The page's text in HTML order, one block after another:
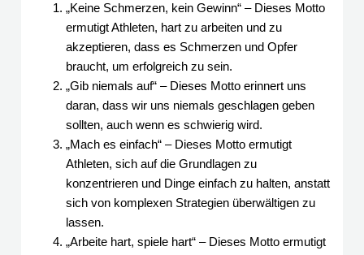
„Keine Schmerzen, kein Gewinn“ – Dieses Motto
ermutigt Athleten, hart zu arbeiten und zu
akzeptieren, dass es Schmerzen und Opfer
braucht, um erfolgreich zu sein.
„Gib niemals auf“ – Dieses Motto erinnert uns
daran, dass wir uns niemals geschlagen geben
sollten, auch wenn es schwierig wird.
„Mach es einfach“ – Dieses Motto ermutigt
Athleten, sich auf die Grundlagen zu
konzentrieren und Dinge einfach zu halten, anstatt
sich von komplexen Strategien überwältigen zu
lassen.
„Arbeite hart, spiele hart“ – Dieses Motto ermutigt